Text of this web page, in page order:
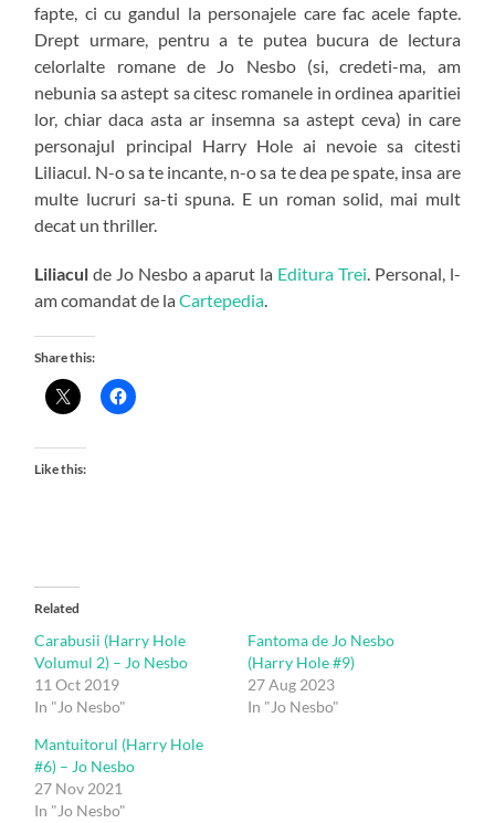
fapte, ci cu gandul la personajele care fac acele fapte.
Drept urmare, pentru a te putea bucura de lectura
celorlalte romane de Jo Nesbo (si, credeti-ma, am
nebunia sa astept sa citesc romanele in ordinea aparitiei
lor, chiar daca asta ar insemna sa astept ceva) in care
personajul principal Harry Hole ai nevoie sa citesti
Liliacul. N-o sa te incante, n-o sa te dea pe spate, insa are
multe lucruri sa-ti spuna. E un roman solid, mai mult
decat un thriller.
Liliacul de Jo Nesbo a aparut la Editura Trei . Personal, l-
am comandat de laCartepedia
Share this:
Like this:
Related
Carabusii (Harry Hole
Volumul 2) – Jo Nesbo
11 Oct 2019
In "Jo Nesbo"
Fantoma de Jo Nesbo
(Harry Hole #9)
27 Aug 2023
In "Jo Nesbo"
Mantuitorul (Harry Hole
#6) – Jo Nesbo
27 Nov 2021
In "Jo Nesbo"